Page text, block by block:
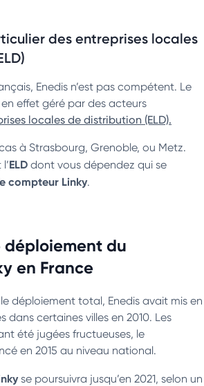
des entreprises locales
Enedis n’est pas compétent. Le
effet géré par des acteurs
locales de distribution (ELD).
à Strasbourg, Grenoble, ou Metz.
ELD dont vous dépendez qui se
compteur Linky.
du
en France
déploiement total, Enedis avait mis en
dans certaines villes en 2010. Les
été jugées fructueuses, le
en 2015 au niveau national.
se poursuivra jusqu’en 2021, selon un